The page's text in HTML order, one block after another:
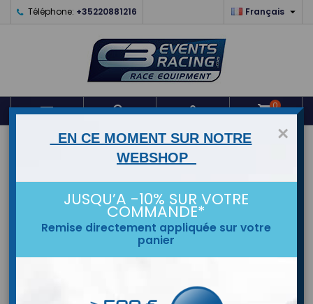
Téléphone: +35220881216 Français 
   shopping_cart0
ACCUEIL
MARQUES
×
EN CE MOMENT SUR NOTRE
WEBSHOP
JUSQU’A -10% SUR VOTRE
COMMANDE*
Remise directement appliquée sur votre
panier